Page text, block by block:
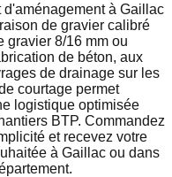
d'aménagement à Gaillac
de gravier calibré
gravier 8/16 mm ou
de béton, aux
de drainage sur les
courtage permet
logistique optimisée
BTP. Commandez
et recevez votre
à Gaillac ou dans